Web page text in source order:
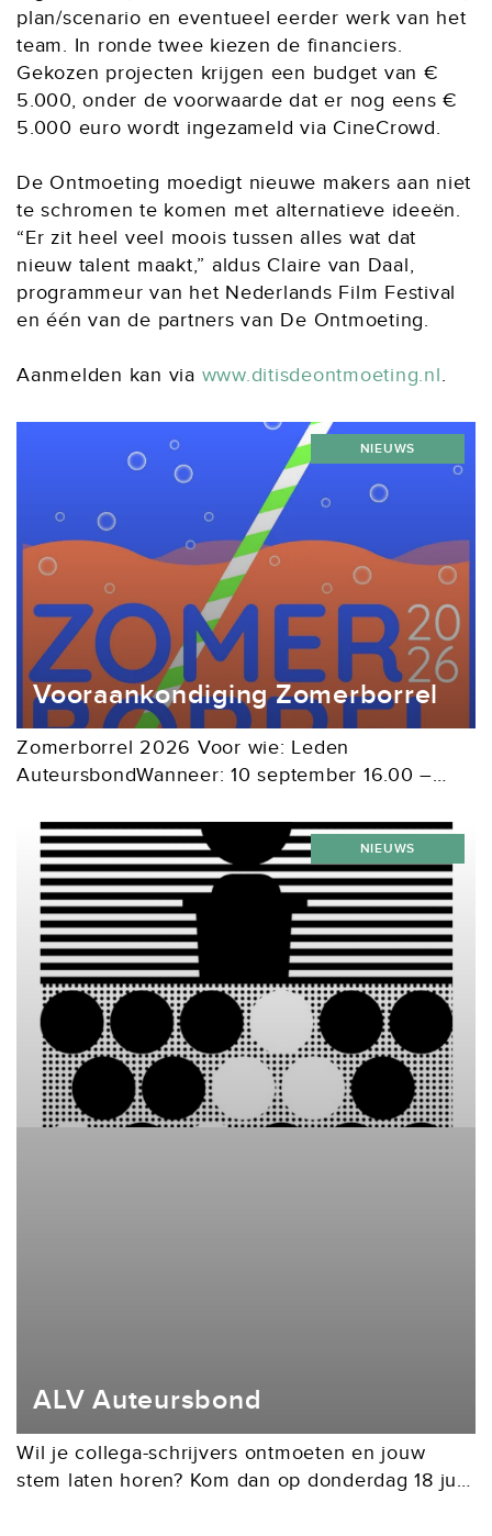
plan/scenario en eventueel eerder werk van het
team. In ronde twee kiezen de financiers.
Gekozen projecten krijgen een budget van €
5.000, onder de voorwaarde dat er nog eens €
5.000 euro wordt ingezameld via CineCrowd.
De Ontmoeting moedigt nieuwe makers aan niet
te schromen te komen met alternatieve ideeën.
“Er zit heel veel moois tussen alles wat dat
nieuw talent maakt,” aldus Claire van Daal,
programmeur van het Nederlands Film Festival
en één van de partners van De Ontmoeting.
Aanmelden kan via www.ditisdeontmoeting.nl.
Vooraankondiging Zomerborrel
Zomerborrel 2026 Voor wie: Leden
AuteursbondWanneer: 10 september 16.00 –
Lairessestraat 125 in Amsterdam
NIEUWS
ALV Auteursbond
Wil je collega-schrijvers ontmoeten en jouw
stem laten horen? Kom dan op donderdag 18 juni
NIEUWS